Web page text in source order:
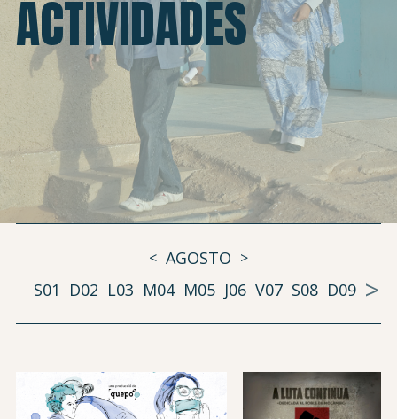
ACTIVIDADES
< AGOSTO >
>
S01 D02 L03 M04 M05 J06 V07 S08 D09 L10